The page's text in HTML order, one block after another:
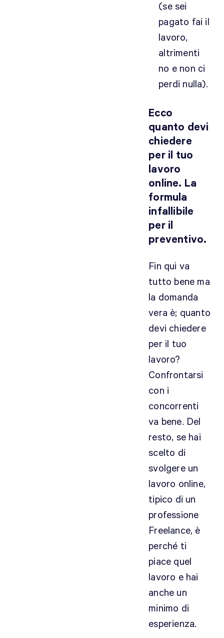
(se sei
pagato fai il
lavoro,
altrimenti
no e non ci
perdi nulla).
Ecco
quanto devi
chiedere
per il tuo
lavoro
online. La
formula
infallibile
per il
preventivo.
Fin qui va
tutto bene ma
la domanda
vera è; quanto
devi chiedere
per il tuo
lavoro?
Confrontarsi
con i
concorrenti
va bene. Del
resto, se hai
scelto di
svolgere un
lavoro online,
tipico di un
professione
Freelance, è
perché ti
piace quel
lavoro e hai
anche un
minimo di
esperienza.